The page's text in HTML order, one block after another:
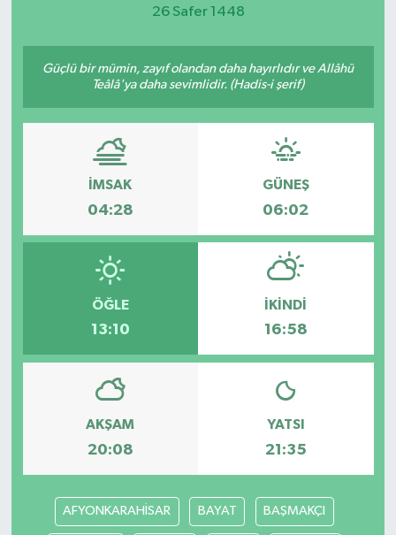
26 Safer 1448
Güçlü bir mümin, zayıf olandan daha hayırlıdır ve Allâhü
Teâlâ'ya daha sevimlidir. (Hadis-i şerif)
İMSAK
04:28
GÜNEŞ
06:02
ÖĞLE
13:10
İKINDI
16:58
AKŞAM
20:08
YATSI
21:35
AFYONKARAHİSAR BAYAT BAŞMAKÇI
Etkinlikler